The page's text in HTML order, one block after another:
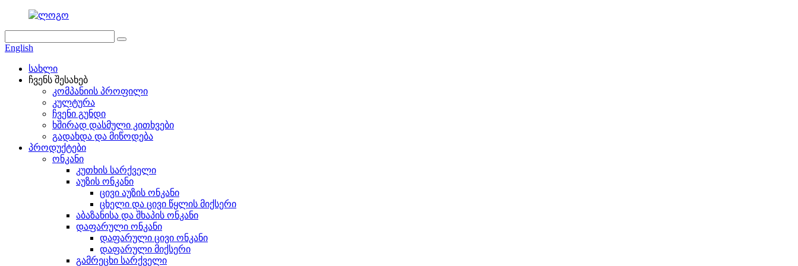
English
სახლი
ჩვენს შესახებ
კომპანიის პროფილი
კულტურა
ჩვენი გუნდი
ხშირად დასმული კითხვები
გადახდა და მიწოდება
პროდუქტები
ონკანი
კუთხის სარქველი
აუზის ონკანი
ცივი აუზის ონკანი
ცხელი და ცივი წყლის მიქსერი
აბაზანისა და შხაპის ონკანი
დაფარული ონკანი
დაფარული ცივი ონკანი
დაფარული მიქსერი
გამრეცხი სარქველი